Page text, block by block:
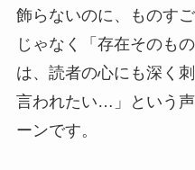
飾らないのに、ものす
じゃなく「存在そのも
は、読者の心にも深く
言われたい…」という
ーンです。